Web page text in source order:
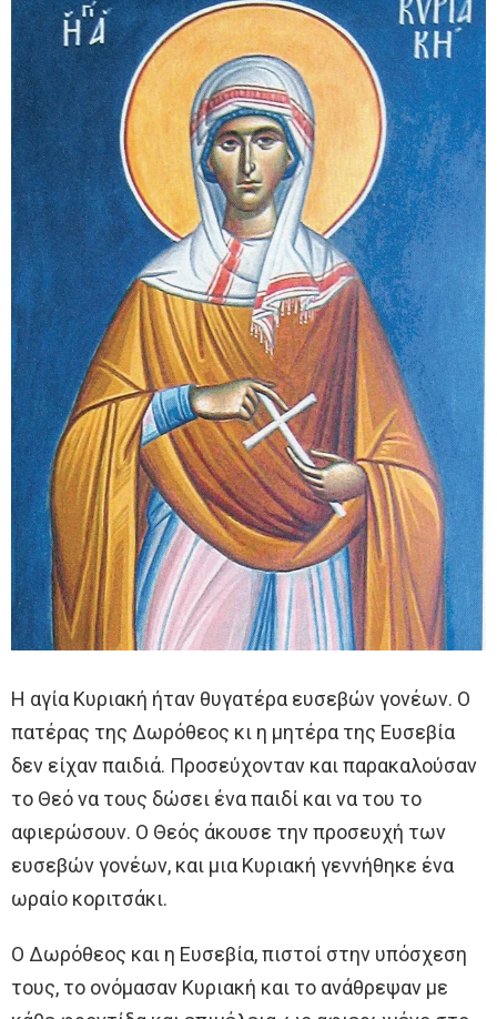
Η αγία Κυριακή ήταν θυγατέρα ευσεβών γονέων. Ο
πατέρας της Δωρόθεος κι η μητέρα της Ευσεβία
δεν είχαν παιδιά. Προσεύχονταν και παρακαλούσαν
το Θεό να τους δώσει ένα παιδί και να του το
αφιερώσουν. Ο Θεός άκουσε την προσευχή των
ευσεβών γονέων, και μια Κυριακή γεννήθηκε ένα
ωραίο κοριτσάκι.
Ο Δωρόθεος και η Ευσεβία, πιστοί στην υπόσχεση
τους, το ονόμασαν Κυριακή και το ανάθρεψαν με